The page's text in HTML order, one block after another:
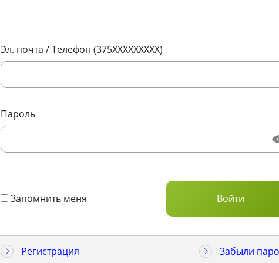
Эл. почта / Телефон (375XXXXXXXXX)
Пароль
Запомнить меня
Регистрация Забыли